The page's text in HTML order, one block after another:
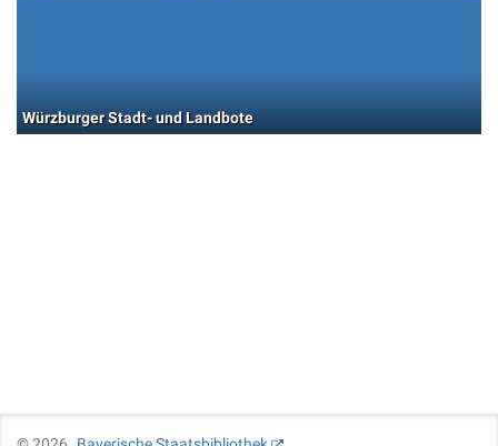
Würzburger Stadt- und Landbote